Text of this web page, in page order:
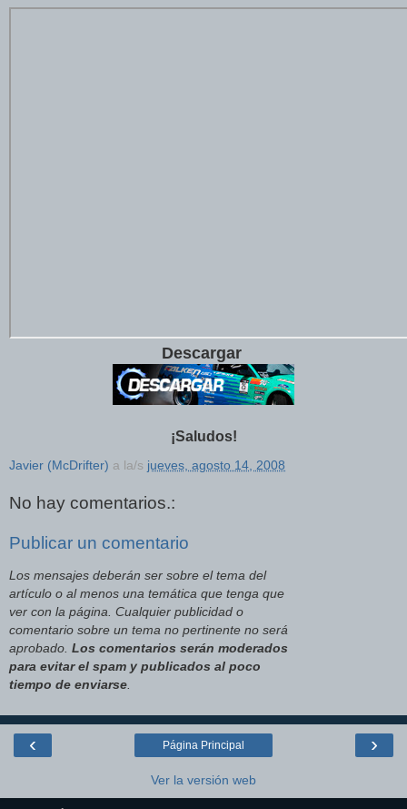
Descargar
¡Saludos!
Javier (McDrifter) a la/s jueves, agosto 14, 2008
No hay comentarios.:
Publicar un comentario
Los mensajes deberán ser sobre el tema del
artículo o al menos una temática que tenga que
ver con la página. Cualquier publicidad o
comentario sobre un tema no pertinente no será
aprobado. Los comentarios serán moderados
para evitar el spam y publicados al poco
tiempo de enviarse
‹ ›
Página Principal
Ver la versión web